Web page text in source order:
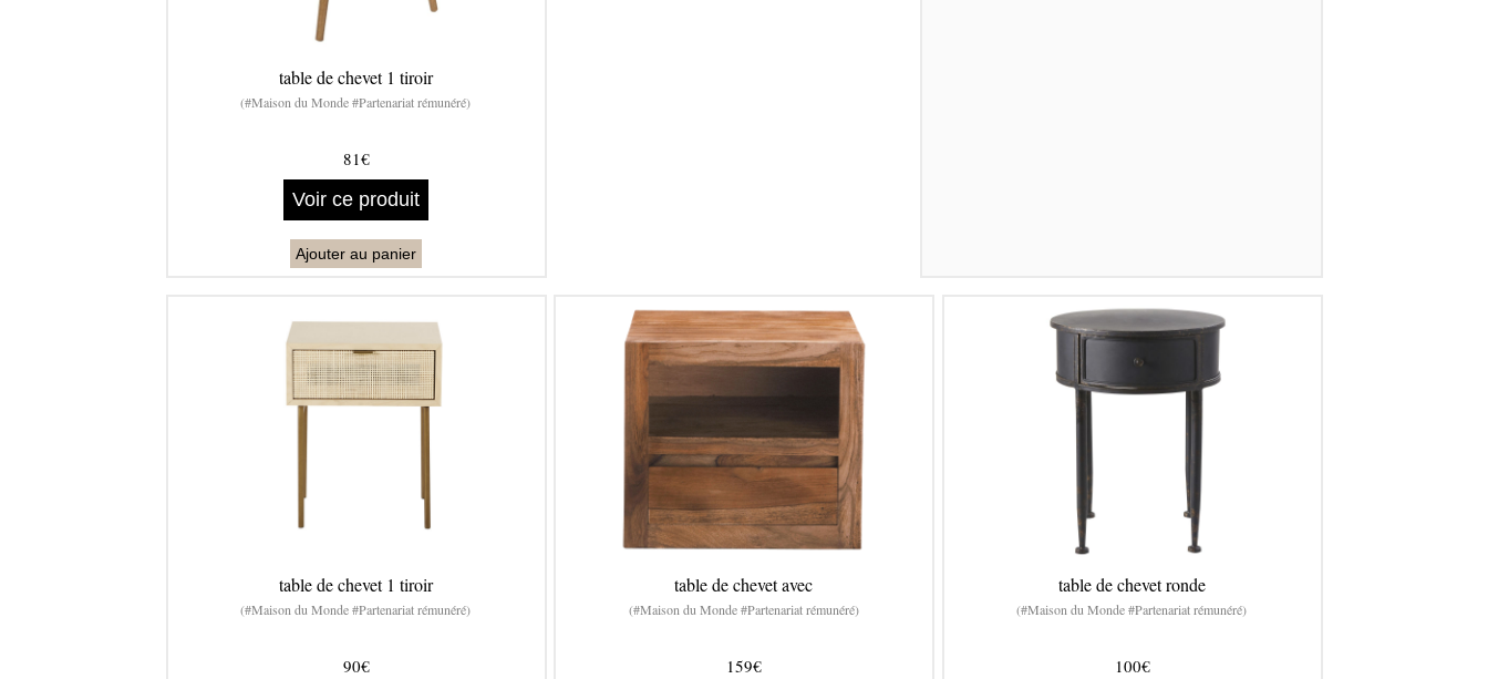
table de chevet 1 tiroir
(#Maison du Monde #Partenariat rémunéré)
81€
Voir ce produit
Ajouter au panier
table de chevet 1 tiroir
(#Maison du Monde #Partenariat rémunéré)
90€
table de chevet avec
(#Maison du Monde #Partenariat rémunéré)
159€
table de chevet ronde
(#Maison du Monde #Partenariat rémunéré)
100€